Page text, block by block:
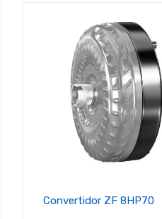
Convertidor ZF 8HP70